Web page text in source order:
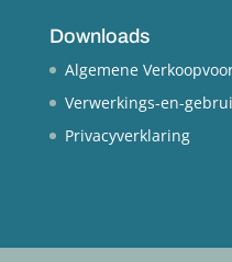
Downloads
Algemene
Verwerkings-en-
Privacyverklaring